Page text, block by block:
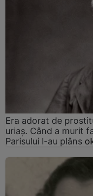
Era adorat de
uriaș. Când a murit
Parisului l-au plâns